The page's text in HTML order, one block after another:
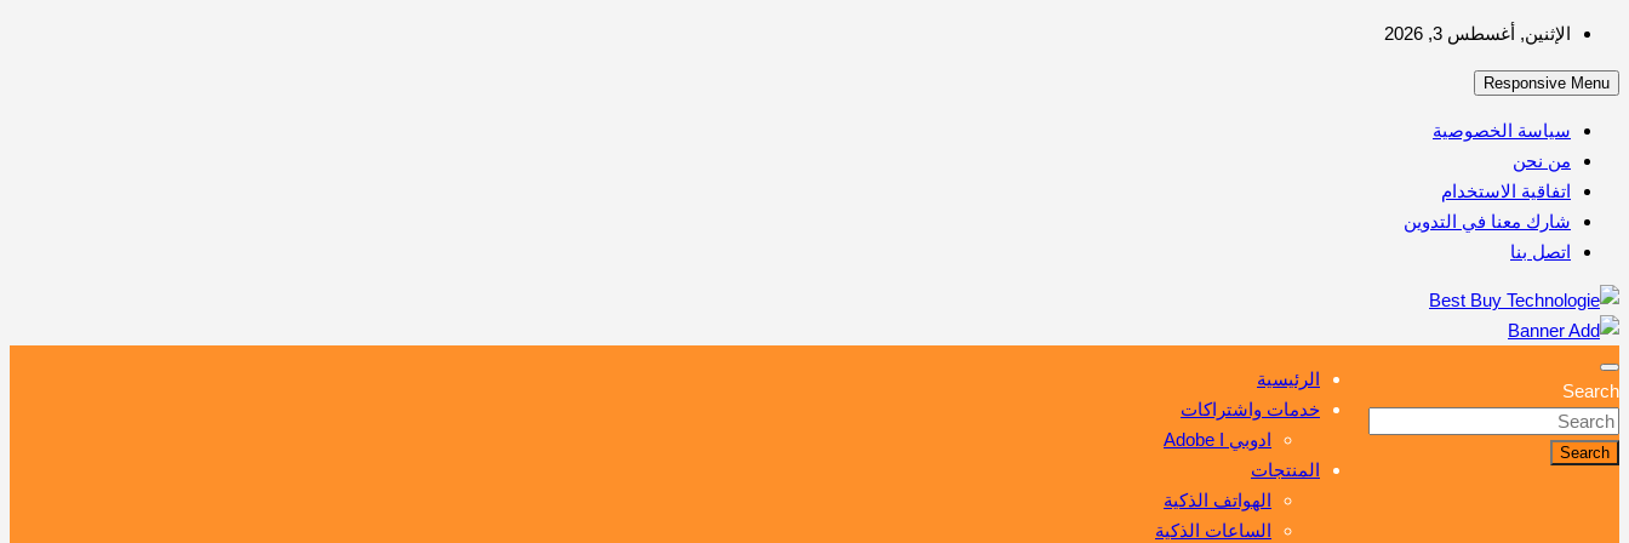
Skip
content
الإثنين, أغسطس 3, 2026
Responsive Menu
سياسة الخصوصية
من نحن
اتفاقية الاستخدام
شارك معنا في التدوين
اتصل بنا
Best Buy Technologie
أهم مبيعات عالم التكنولوجيا
Search
Search
الرئيسية
خدمات واشتراكات
ادوبي Adobe I
المنتجات
الهواتف الذكية
الساعات الذكية